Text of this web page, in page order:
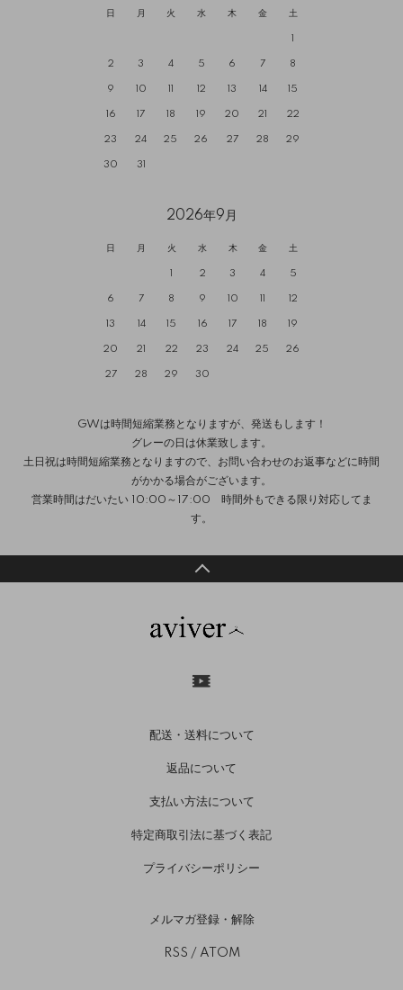
日 月 火 水 木 金 土
1
2 3 4 5 6 7 8
9 10 11 12 13 14 15
16 17 18 19 20 21 22
23 24 25 26 27 28 29
30 31
2026年9月
日 月 火 水 木 金 土
1 2 3 4 5
6 7 8 9 10 11 12
13 14 15 16 17 18 19
20 21 22 23 24 25 26
27 28 29 30
GWは時間短縮業務となりますが、発送もします！
グレーの日は休業致します。
土日祝は時間短縮業務となりますので、お問い合わせのお返事などに時間
がかかる場合がございます。
営業時間はだいたい 10:00～17:00 時間外もできる限り対応してま
す。
配送・送料について
返品について
支払い方法について
特定商取引法に基づく表記
プライバシーポリシー
メルマガ登録・解除
RSS / ATOM